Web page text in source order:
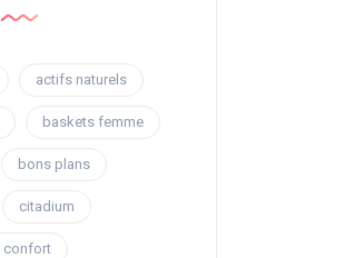
actifs naturels
baskets femme
bons plans
citadium
confort